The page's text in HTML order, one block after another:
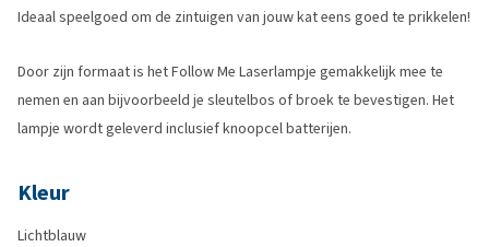
Ideaal speelgoed om de zintuigen van jouw kat eens goed te prikkelen!
Door zijn formaat is het Follow Me Laserlampje gemakkelijk mee te
nemen en aan bijvoorbeeld je sleutelbos of broek te bevestigen. Het
lampje wordt geleverd inclusief knoopcel batterijen.
Kleur
Lichtblauw